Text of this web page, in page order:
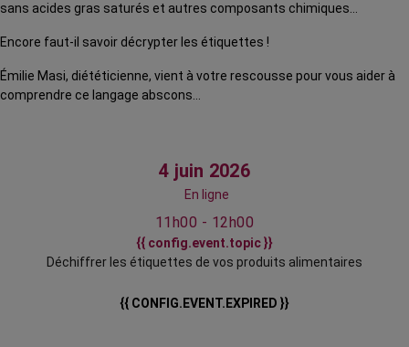
sans acides gras saturés et autres composants chimiques…
Encore faut-il savoir décrypter les étiquettes !
Émilie Masi, diététicienne, vient à votre rescousse pour vous aider à
comprendre ce langage abscons…
4 juin 2026
En ligne
11h00 - 12h00
{{ config.event.topic }}
Déchiffrer les étiquettes de vos produits alimentaires
{{ CONFIG.EVENT.EXPIRED }}